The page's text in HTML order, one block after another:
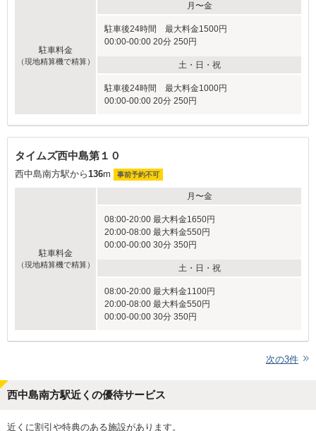
駐車料金
（現地精算機で精算）
月〜金
駐車後24時間 最大料金1500円
00:00-00:00 20分 250円
土・日・祝
駐車後24時間 最大料金1000円
00:00-00:00 20分 250円
タイムズ西中島第１０
西中島南方駅から136m 事前予約不可
駐車料金
（現地精算機で精算）
月〜金
08:00-20:00 最大料金1650円
20:00-08:00 最大料金550円
00:00-00:00 30分 350円
土・日・祝
08:00-20:00 最大料金1100円
20:00-08:00 最大料金550円
00:00-00:00 30分 350円
次の3件
西中島南方駅近くの優待サービス
近くに割引や特典のある施設があります。